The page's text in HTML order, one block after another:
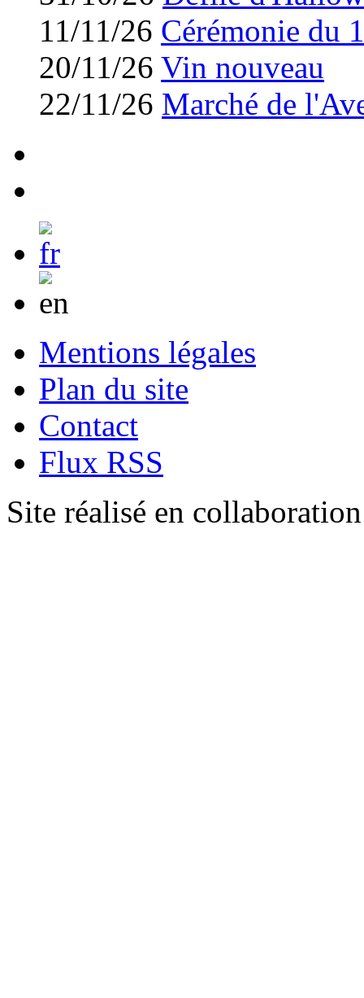
11/11/26 Cérémonie du
20/11/26 Vin nouveau
22/11/26 Marché de
Mentions légales
Plan du site
Contact
Flux RSS
Site réalisé en